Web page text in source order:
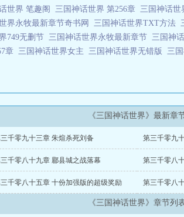
世界 笔趣阁 三国神话世界 第256章 三国神话世
界永牧最新章节奇书网 三国神话世界TXT方法
749无删节 三国神话世界永牧最新章节 三国神
章 三国神话世界女主 三国神话世界无错版 三
《三国神话世界》最新章
千零九十三章 朱煊杀死刘备 第三千零九
千零八十九章 郿县城之战落幕 第三千零八
千零八十五章 十份加强版的超级奖励 第三千零八
《三国神话世界》章节列